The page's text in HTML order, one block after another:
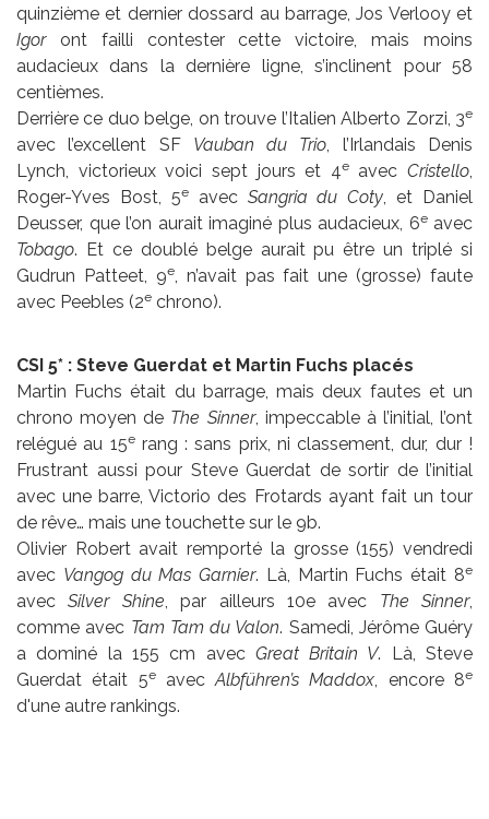
quinzième et dernier dossard au barrage, Jos Verlooy et
Igoront failli contester cette victoire, mais moins
audacieux dans la dernière ligne, s’inclinent pour 58
centièmes.
Derrière ce duo belge, on trouve l’Italien Alberto Zorzi, 3e
avec l’excellent SF Vauban du Trio, l’Irlandais Denis
Lynch, victorieux voici sept jours et 4eavec Cristello,
Roger-Yves Bost, 5eavec Sangria du Coty, et Daniel
Deusser, que l’on aurait imaginé plus audacieux, 6eavec
Tobago. Et ce doublé belge aurait pu être un triplé si
Gudrun Patteet, 9e, n’avait pas fait une (grosse) faute
avec Peebles (2e chrono).
CSI 5* : Steve Guerdat et Martin Fuchs placés
Martin Fuchs était du barrage, mais deux fautes et un
chrono moyen de The Sinner, impeccable à l’initial, l’ont
relégué au 15erang : sans prix, ni classement, dur, dur !
Frustrant aussi pour Steve Guerdat de sortir de l’initial
avec une barre, Victorio des Frotards ayant fait un tour
de rêve… mais une touchette sur le 9b.
Olivier Robert avait remporté la grosse (155) vendredi
avec Vangog du Mas Garnier. Là, Martin Fuchs était 8e
avecSilver Shine, par ailleurs 10e avec The Sinner,
comme avec Tam Tam du Valon. Samedi, Jérôme Guéry
a dominé la 155 cm avec Great Britain V. Là, Steve
Guerdat était 5eavecAlbführen’s Maddox, encore 8e
d'une autre rankings.